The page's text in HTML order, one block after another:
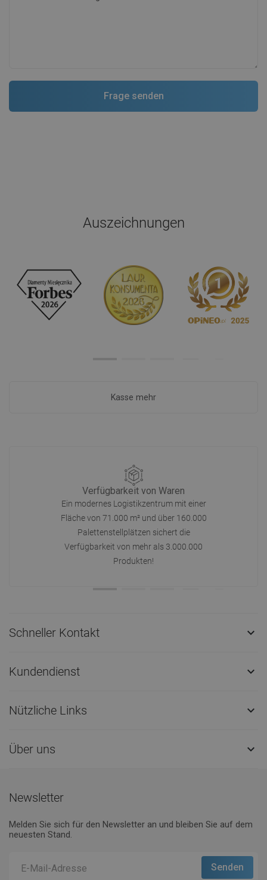
Auszeichnungen
Kasse mehr
Verfügbarkeit von Waren
Ein modernes Logistikzentrum mit einer
Fläche von 71.000 m² und über 160.000
Palettenstellplätzen sichert die
Verfügbarkeit von mehr als 3.000.000
Produkten!
Schneller Kontakt 
Kundendienst 
Nützliche Links 
Über uns 
Newsletter
Melden Sie sich für den Newsletter an und bleiben Sie auf dem
neuesten Stand.